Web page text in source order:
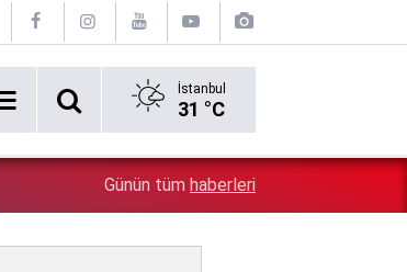
İstanbul
31 °C
Çin'in gözü doymuyor: Altın rezervleri doldu taştı!
Günün tüm haberleri